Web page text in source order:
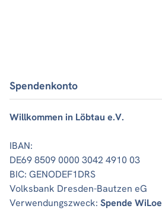
Spendenkonto
Willkommen in Löbtau e.V.
IBAN:
DE69 8509 0000 3042 4910 03
BIC: GENODEF1DRS
Volksbank Dresden-Bautzen eG
Verwendungszweck: Spende WiLoe